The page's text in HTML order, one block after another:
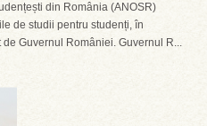
din România (ANOSR)
de studii pentru studenți, în
Guvernul României. Guvernul R...